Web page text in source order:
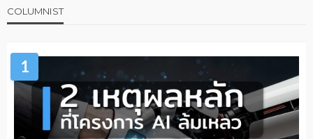
COLUMNIST
1